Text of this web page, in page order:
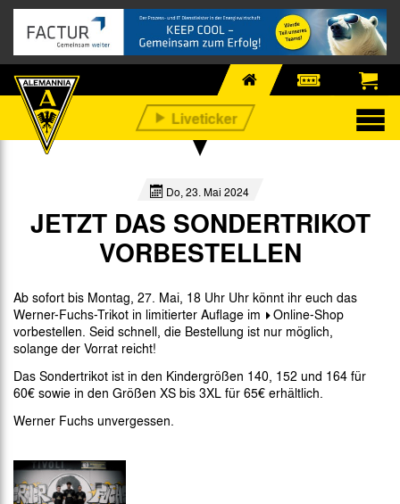
Do, 23. Mai 2024
JETZT DAS SONDERTRIKOT
VORBESTELLEN
Ab sofort bis Montag, 27. Mai, 18 Uhr Uhr könnt ihr euch das
Werner-Fuchs-Trikot in limitierter Auflage im
Online-Shop
vorbestellen. Seid schnell, die Bestellung ist nur möglich,
solange der Vorrat reicht!
Das Sondertrikot ist in den Kindergrößen 140, 152 und 164 für
60€ sowie in den Größen XS bis 3XL für 65€ erhältlich.
Werner Fuchs unvergessen.